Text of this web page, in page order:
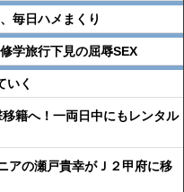
毎日ハメまくり
学旅行下見の屈辱SEX
いく
籍へ！一両日中にもレンタル
の瀬戸貴幸がＪ２甲府に移